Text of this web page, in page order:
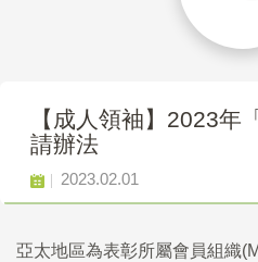
【成人領袖】2023年
請辦法
2023.02.01
亞太地區為表彰所屬會員組織